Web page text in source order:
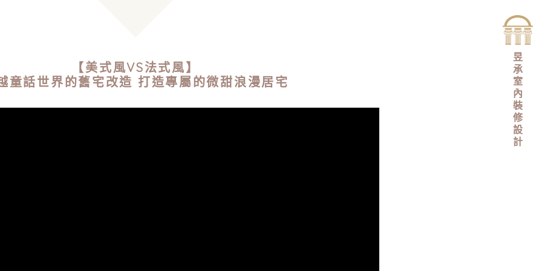
昱
承
室
內
裝
修
設
計
【美式風VS法式風】
童話世界的舊宅改造 打造專屬的微甜浪漫居宅